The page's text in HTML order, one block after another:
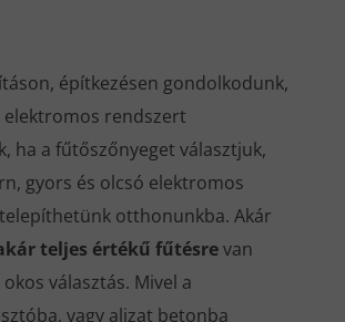
építkezésen gondolkodunk,
elektromos rendszert
ha a fűtőszőnyeget választjuk,
gyors és olcsó elektromos
otthonunkba. Akár
teljes értékű fűtésrevan
választás. Mivel a
vagy aljzat betonba